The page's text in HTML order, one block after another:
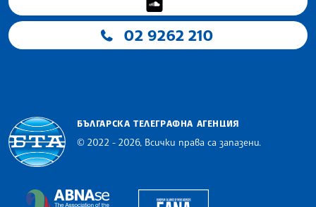
02 9262 210
БЪЛГАРСКА ТЕЛЕГРАФНА АГЕНЦИЯ
© 2022 - 2026, Всички права са запазени.
The Assocoation of the Balkan News Agencies